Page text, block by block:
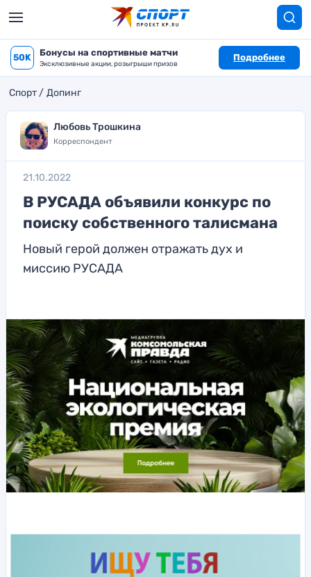
50K Бонусы на спортивные матчи
Эксклюзивные акции, розыгрыши призов
Подробнее
Спорт Допинг
Любовь Трошкина
Корреспондент
21.10.2022
В РУСАДА объявили конкурс по
поиску собственного талисмана
Новый герой должен отражать дух и
миссию РУСАДА